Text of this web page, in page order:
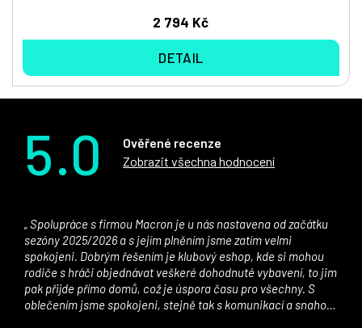
2 794 Kč
DETAIL
5.0
Ověřené recenze
Zobrazit všechna hodnocení
sezóny 2025/2026 a s jejím plněním jsme zatím velmi
spokojeni. Dobrým řešením je klubový eshop, kde si mohou
rodiče s hráči objednávat veškeré dohodnuté vybavení, to jim
pak přijde přímo domů, což je úspora času pro všechny. S
oblečením jsme spokojeni, stejně tak s komunikací a snahou